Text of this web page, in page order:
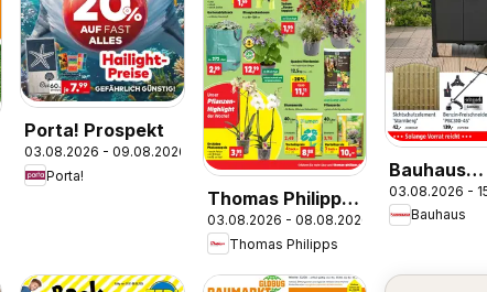
Porta! Prospekt
03.08.2026 - 09.08.2026
Porta!
Thomas Philipps
Prospekt
03.08.2026 - 08.08.2026
Thomas Philipps
Bauhaus
Prospekt
03.08.2026 -
Bauhaus